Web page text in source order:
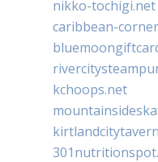
nikko-tochigi.net
caribbean-
kchoops.net